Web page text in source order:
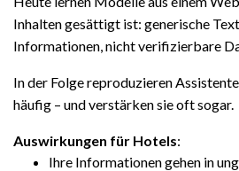
Inhalten gesättigt ist: generische
Informationen, nicht verifizierbare
In der Folge reproduzieren
häufig – und verstärken sie oft sogar.
Auswirkungen für Hotels:
Ihre Informationen gehen in